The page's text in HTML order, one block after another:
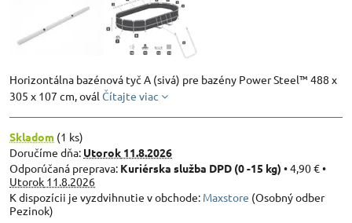
Horizontálna bazénová tyč A (sivá) pre bazény Power Steel™ 488 x
305 x 107 cm, ovál Čítajte viac
Skladom (1 ks)
Doručíme dňa: Utorok 11.8.2026
Kuriérska služba DPD (0 -15 kg) •4,90 €•
Utorok 11.8.2026
Maxstore (Osobný odber
Pezinok)